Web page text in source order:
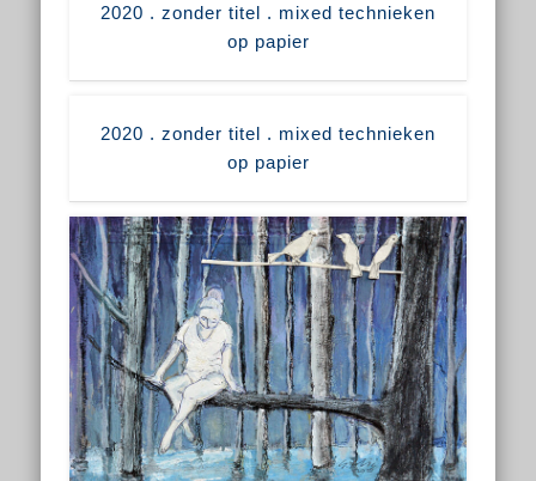
2020 . zonder titel . mixed technieken
op papier
2020 . zonder titel . mixed technieken
op papier